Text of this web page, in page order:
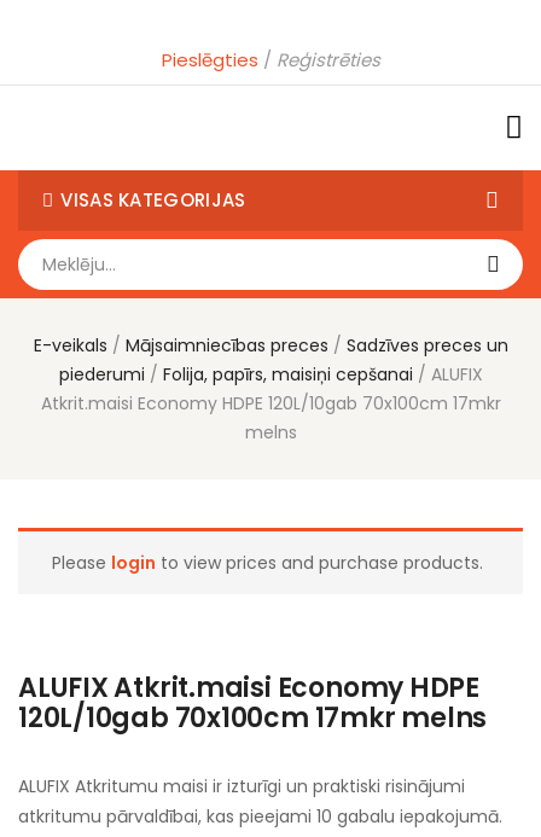
Pieslēgties Reģistrēties
VISAS KATEGORIJAS
E-veikals Mājsaimniecības preces
Sadzīves preces un
piederumi
Folija, papīrs, maisiņi cepšanai
ALUFIX
Atkrit.maisi Economy HDPE 120L/10gab 70x100cm 17mkr
melns
Please login to view prices and purchase products.
ALUFIX Atkrit.maisi Economy HDPE
120L/10gab 70x100cm 17mkr melns
ALUFIX Atkritumu maisi ir izturīgi un praktiski risinājumi
atkritumu pārvaldībai, kas pieejami 10 gabalu iepakojumā.